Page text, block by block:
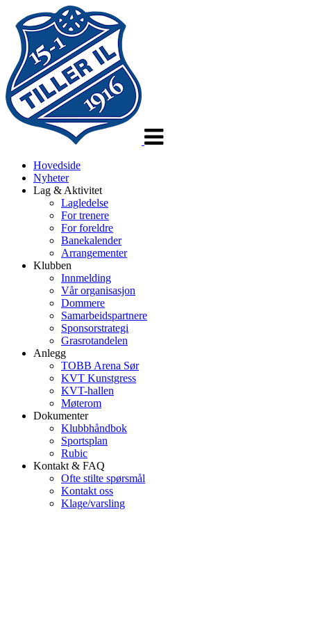
Hovedside
Nyheter
Lag & Aktivitet
Lagledelse
For trenere
For foreldre
Banekalender
Arrangementer
Klubben
Innmelding
Vår organisasjon
Dommere
Samarbeidspartnere
Sponsorstrategi
Grasrotandelen
Anlegg
TOBB Arena Sør
KVT Kunstgress
KVT-hallen
Møterom
Dokumenter
Klubbhåndbok
Sportsplan
Rubic
Kontakt & FAQ
Ofte stilte spørsmål
Kontakt oss
Klage/varsling